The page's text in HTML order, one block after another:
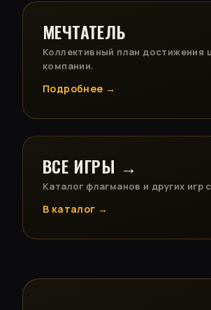
МЕЧТАТЕЛЬ
Коллективный план достижения
компании.
Подробнее →
ВСЕ ИГРЫ →
Каталог флагманов и других игр
В каталог →